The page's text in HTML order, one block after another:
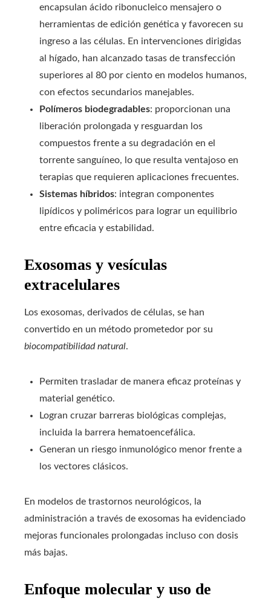
encapsulan ácido ribonucleico mensajero o
herramientas de edición genética y favorecen su
ingreso a las células. En intervenciones dirigidas
al hígado, han alcanzado tasas de transfección
superiores al 80 por ciento en modelos humanos,
con efectos secundarios manejables.
Polímeros biodegradables: proporcionan una
liberación prolongada y resguardan los
compuestos frente a su degradación en el
torrente sanguíneo, lo que resulta ventajoso en
terapias que requieren aplicaciones frecuentes.
Sistemas híbridos: integran componentes
lipídicos y poliméricos para lograr un equilibrio
entre eficacia y estabilidad.
Exosomas y vesículas
extracelulares
Los exosomas, derivados de células, se han
convertido en un método prometedor por su
biocompatibilidad natural.
Permiten trasladar de manera eficaz proteínas y
material genético.
Logran cruzar barreras biológicas complejas,
incluida la barrera hematoencefálica.
Generan un riesgo inmunológico menor frente a
los vectores clásicos.
En modelos de trastornos neurológicos, la
administración a través de exosomas ha evidenciado
mejoras funcionales prolongadas incluso con dosis
más bajas.
Enfoque molecular y uso de